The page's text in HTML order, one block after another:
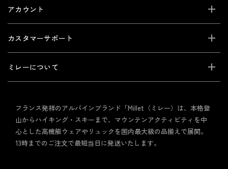
アカウント
カスタマーサポート
ミレーについて
フランス発祥のアルパインブランド「Millet（ミレー）は、本格登
山からハイキング・スキーまで、マウンテンアクティビティを中
心とした高機能ウェアやリュックを国内最大級の品揃えで展開。
13時までのご注文で最短当日に発送いたします。